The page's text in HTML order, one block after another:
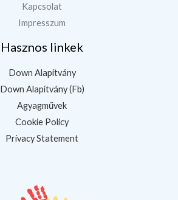
Kapcsolat
Impresszum
Hasznos linkek
Down Alapítvány
Down Alapítvány (Fb)
Agyagművek
Cookie Policy
Privacy Statement